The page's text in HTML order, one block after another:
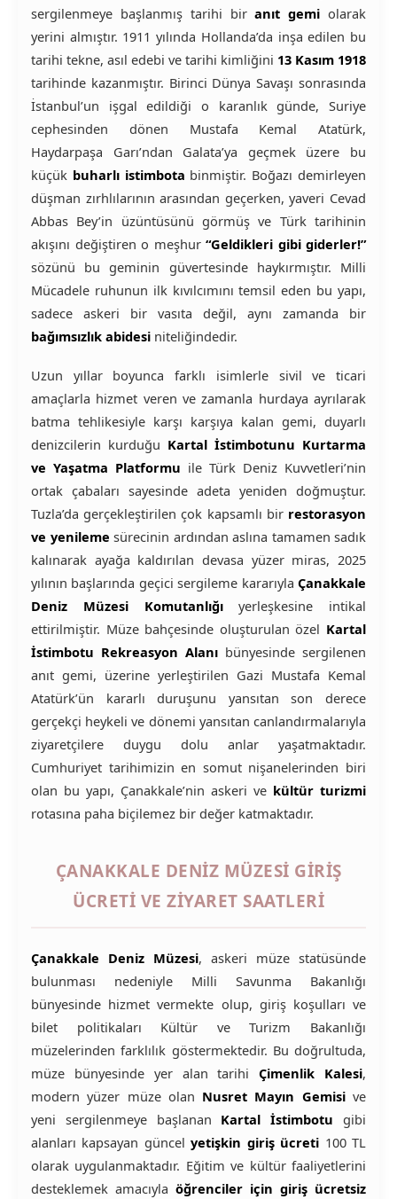
sergilenmeye başlanmış tarihi biranıt gemi olarak
yerini almıştır. 1911 yılında Hollanda’da inşa edilen bu
tarihi tekne, asıl edebi ve tarihi kimliğini 13 Kasım 1918
tarihinde kazanmıştır. Birinci Dünya Savaşı sonrasında
İstanbul’un işgal edildiği o karanlık günde, Suriye
cephesinden dönen Mustafa Kemal Atatürk,
Haydarpaşa Garı’ndan Galata’ya geçmek üzere bu
küçük buharlı istimbota binmiştir. Boğazı demirleyen
düşman zırhlılarının arasından geçerken, yaveri Cevad
Abbas Bey’in üzüntüsünü görmüş ve Türk tarihinin
akışını değiştiren o meşhur “Geldikleri gibi giderler!”
sözünü bu geminin güvertesinde haykırmıştır. Milli
Mücadele ruhunun ilk kıvılcımını temsil eden bu yapı,
sadece askeri bir vasıta değil, aynı zamanda bir
bağımsızlık abidesi niteliğindedir.
Uzun yıllar boyunca farklı isimlerle sivil ve ticari
amaçlarla hizmet veren ve zamanla hurdaya ayrılarak
batma tehlikesiyle karşı karşıya kalan gemi, duyarlı
denizcilerin kurduğu Kartal İstimbotunu Kurtarma
ve Yaşatma Platformu ile Türk Deniz Kuvvetleri’nin
ortak çabaları sayesinde adeta yeniden doğmuştur.
Tuzla’da gerçekleştirilen çok kapsamlı bir restorasyon
ve yenileme sürecinin ardından aslına tamamen sadık
kalınarak ayağa kaldırılan devasa yüzer miras, 2025
yılının başlarında geçici sergileme kararıyla Çanakkale
Deniz Müzesi Komutanlığıyerleşkesine intikal
ettirilmiştir. Müze bahçesinde oluşturulan özel Kartal
İstimbotu Rekreasyon Alanı bünyesinde sergilenen
anıt gemi, üzerine yerleştirilen Gazi Mustafa Kemal
Atatürk’ün kararlı duruşunu yansıtan son derece
gerçekçi heykeli ve dönemi yansıtan canlandırmalarıyla
ziyaretçilere duygu dolu anlar yaşatmaktadır.
Cumhuriyet tarihimizin en somut nişanelerinden biri
olan bu yapı, Çanakkale’nin askeri ve kültür turizmi
rotasına paha biçilemez bir değer katmaktadır.
ÇANAKKALE DENIZ MÜZESI GIRIŞ
ÜCRETI VE ZIYARET SAATLERI
Çanakkale Deniz Müzesi, askeri müze statüsünde
bulunması nedeniyle Milli Savunma Bakanlığı
bünyesinde hizmet vermekte olup, giriş koşulları ve
bilet politikaları Kültür ve Turizm Bakanlığı
müzelerinden farklılık göstermektedir. Bu doğrultuda,
müze bünyesinde yer alan tarihiÇimenlik Kalesi,
modern yüzer müze olan Nusret Mayın Gemisive
yeni sergilenmeye başlanan Kartal İstimbotu gibi
alanları kapsayan güncelyetişkin giriş ücreti 100 TL
olarak uygulanmaktadır. Eğitim ve kültür faaliyetlerini
desteklemek amacıyla öğrenciler için giriş ücretsiz